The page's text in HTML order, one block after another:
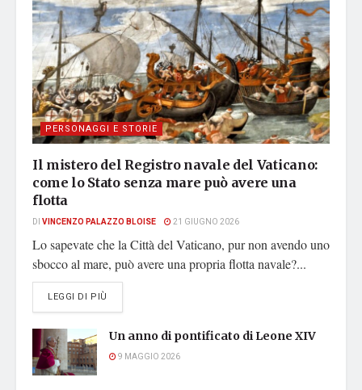
PERSONAGGI E STORIE
Il mistero del Registro navale del Vaticano:
come lo Stato senza mare può avere una
flotta
DI VINCENZO PALAZZO BLOISE 21 GIUGNO 2026
Lo sapevate che la Città del Vaticano, pur non avendo uno
sbocco al mare, può avere una propria flotta navale?...
LEGGI DI PIÙ
Un anno di pontificato di Leone XIV
9 MAGGIO 2026